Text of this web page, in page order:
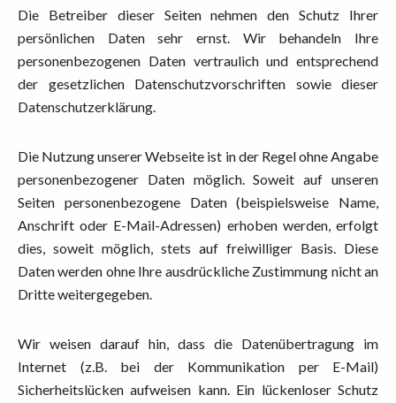
Die Betreiber dieser Seiten nehmen den Schutz Ihrer
persönlichen Daten sehr ernst. Wir behandeln Ihre
personenbezogenen Daten vertraulich und entsprechend
der gesetzlichen Datenschutzvorschriften sowie dieser
Datenschutzerklärung.
Die Nutzung unserer Webseite ist in der Regel ohne Angabe
personenbezogener Daten möglich. Soweit auf unseren
Seiten personenbezogene Daten (beispielsweise Name,
Anschrift oder E-Mail-Adressen) erhoben werden, erfolgt
dies, soweit möglich, stets auf freiwilliger Basis. Diese
Daten werden ohne Ihre ausdrückliche Zustimmung nicht an
Dritte weitergegeben.
Wir weisen darauf hin, dass die Datenübertragung im
Internet (z.B. bei der Kommunikation per E-Mail)
Sicherheitslücken aufweisen kann. Ein lückenloser Schutz